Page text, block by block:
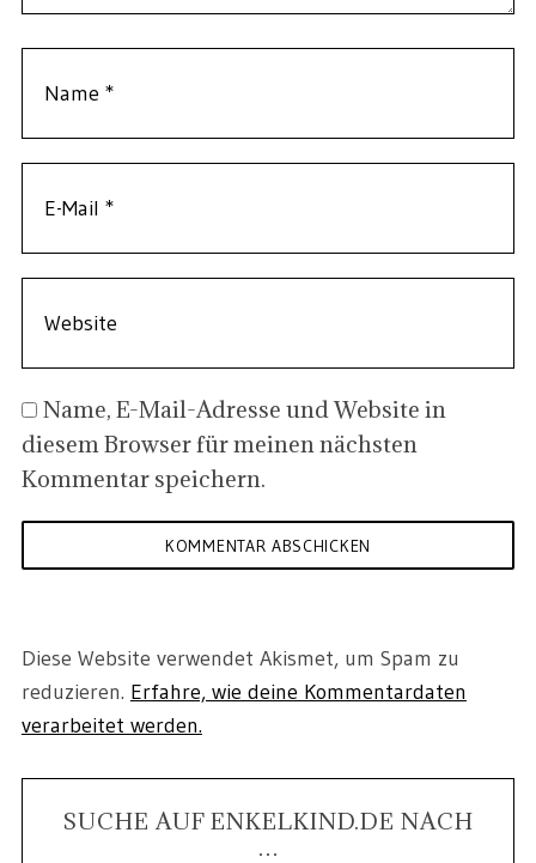
Name, E-Mail-Adresse und Website in
diesem Browser für meinen nächsten
Kommentar speichern.
Diese Website verwendet Akismet, um Spam zu
reduzieren. Erfahre, wie deine Kommentardaten
verarbeitet werden.
SUCHE AUF ENKELKIND.DE NACH
…